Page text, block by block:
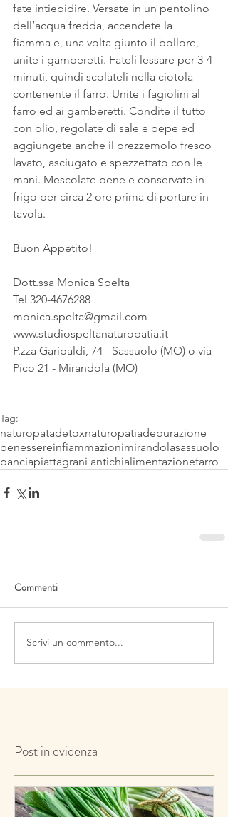
fate intiepidire. Versate in un pentolino
dell’acqua fredda, accendete la
fiamma e, una volta giunto il bollore,
unite i gamberetti. Fateli lessare per 3-4
minuti, quindi scolateli nella ciotola
contenente il farro. Unite i fagiolini al
farro ed ai gamberetti. Condite il tutto
con olio, regolate di sale e pepe ed
aggiungete anche il prezzemolo fresco
lavato, asciugato e spezzettato con le
mani. Mescolate bene e conservate in
frigo per circa 2 ore prima di portare in
tavola.
Buon Appetito!
Dott.ssa Monica Spelta
Tel 320-4676288
monica.spelta@gmail.com
www.studiospeltanaturopatia.it
P.zza Garibaldi, 74 - Sassuolo (MO) o via
Pico 21 - Mirandola (MO)
Tag:
naturopatadetoxnaturopatiadepurazione
benessereinfiammazionimirandolasassuolo
panciapiattagrani antichialimentazionefarro
Commenti
Scrivi un commento...
Post in evidenza